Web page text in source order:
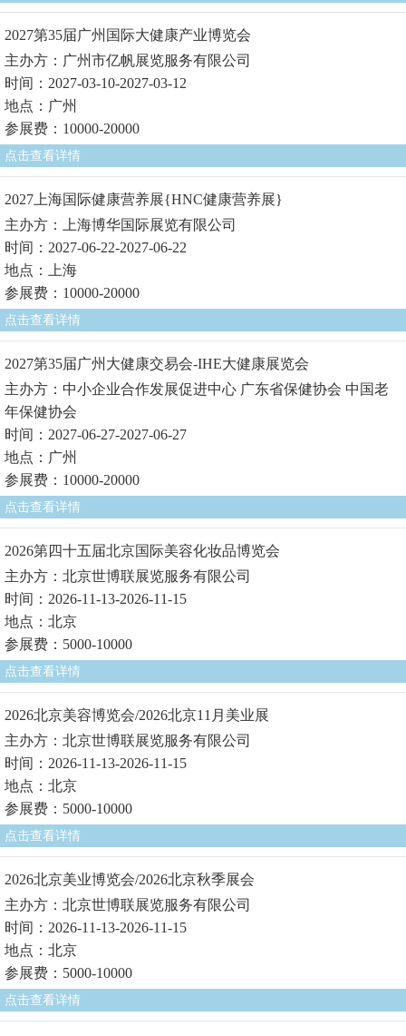
2027第35届广州国际大健康产业博览会
主办方：广州市亿帆展览服务有限公司
时间：2027-03-10-2027-03-12
地点：广州
参展费：10000-20000
点击查看详情
2027上海国际健康营养展{HNC健康营养展}
主办方：上海博华国际展览有限公司
时间：2027-06-22-2027-06-22
地点：上海
参展费：10000-20000
点击查看详情
2027第35届广州大健康交易会-IHE大健康展览会
主办方：中小企业合作发展促进中心 广东省保健协会 中国老
年保健协会
时间：2027-06-27-2027-06-27
地点：广州
参展费：10000-20000
点击查看详情
2026第四十五届北京国际美容化妆品博览会
主办方：北京世博联展览服务有限公司
时间：2026-11-13-2026-11-15
地点：北京
参展费：5000-10000
点击查看详情
2026北京美容博览会/2026北京11月美业展
主办方：北京世博联展览服务有限公司
时间：2026-11-13-2026-11-15
地点：北京
参展费：5000-10000
点击查看详情
2026北京美业博览会/2026北京秋季展会
主办方：北京世博联展览服务有限公司
时间：2026-11-13-2026-11-15
地点：北京
参展费：5000-10000
点击查看详情